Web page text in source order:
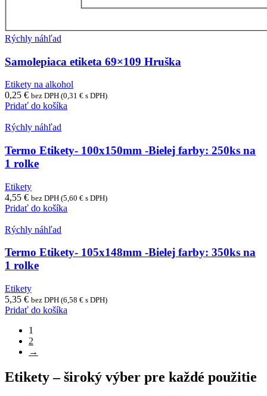
Rýchly náhľad
Samolepiaca etiketa 69×109 Hruška
Etikety na alkohol
0,25 € bez DPH (0,31 € s DPH)
Pridať do košíka
Rýchly náhľad
Termo Etikety- 100x150mm -Bielej farby: 250ks na
1 rolke
Etikety
4,55 € bez DPH (5,60 € s DPH)
Pridať do košíka
Rýchly náhľad
Termo Etikety- 105x148mm -Bielej farby: 350ks na
1 rolke
Etikety
5,35 € bez DPH (6,58 € s DPH)
Pridať do košíka
1
2
→
Etikety – široký výber pre každé použitie